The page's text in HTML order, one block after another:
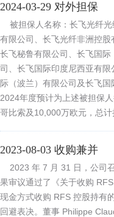
2024-03-29 对外担保
被担保人名称：长飞光纤光
有限公司、长飞光纤非洲控
长飞秘鲁有限公司、长飞国
司、长飞国际印度尼西亚有
际（波兰）有限公司及长飞
2024年度预计为上述被担保
哥比索及10,000万欧元，总计
2023-08-03 收购兼并
2023 年 7 月 31 日，公司
果审议通过了《关于收购
现金方式收购 RFS 控股持有
回避表决。董事 Philippe